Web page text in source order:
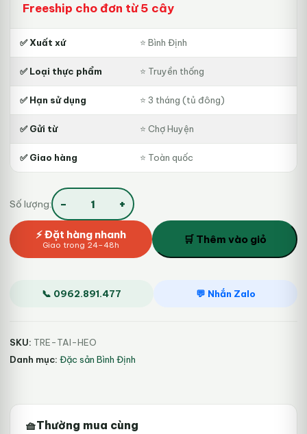
39.000₫.
Freeship cho đơn từ 5 cây
✅ Xuất xứ ⭐ Bình Định
✅ Loại thực phẩm ⭐ Truyền thống
✅ Hạn sử dụng ⭐ 3 tháng (tủ đông)
✅ Gửi từ ⭐ Chợ Huyện
✅ Giao hàng ⭐ Toàn quốc
Số lượng:Tré
Bình
Định
Chính
lượng
− +
🛒 Thêm vào giỏ
⚡ Đặt hàng nhanh
Giao trong 24–48h
📞 0962.891.477 💬 Nhắn Zalo
SKU: TRE-TAI-HEO
Danh mục: Đặc sản Bình Định
Thường mua cùng